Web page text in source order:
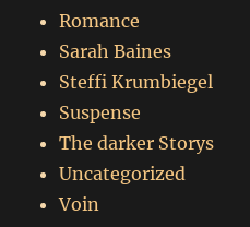
Romance
Sarah Baines
Steffi Krumbiegel
Suspense
The darker Storys
Uncategorized
Voin